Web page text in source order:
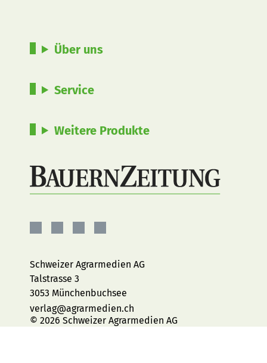
Über uns
Service
Weitere Produkte
Facebook
Instagram
YouTubeLinkedIn
Schweizer Agrarmedien AG
Talstrasse 3
3053 Münchenbuchsee
verlag@agrarmedien.ch
© 2026 Schweizer Agrarmedien AG